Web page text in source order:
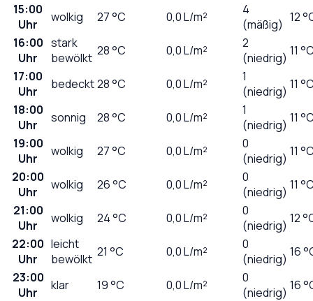
15:00
Uhr
wolkig 27°C 0,0L/m²
4
(mäßig) 12
16:00
Uhr
stark
bewölkt 28°C 0,0L/m²
2
(niedrig) 11
17:00
Uhr
bedeckt28°C 0,0L/m²
1
(niedrig) 11
18:00
Uhr
sonnig 28°C 0,0L/m²
1
(niedrig) 11
19:00
Uhr
wolkig 27°C 0,0L/m²
0
(niedrig) 11
20:00
Uhr
wolkig 26°C 0,0L/m²
0
(niedrig) 11
21:00
Uhr
wolkig 24°C 0,0L/m²
0
(niedrig) 12
22:00
Uhr
leicht
bewölkt 21 °C 0,0L/m²
0
(niedrig) 16
23:00
Uhr
klar 19°C 0,0L/m²
0
(niedrig) 16